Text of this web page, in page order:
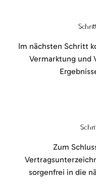
Im nächsten Schritt
Vermarktung und
Zum
sorgenfrei in die